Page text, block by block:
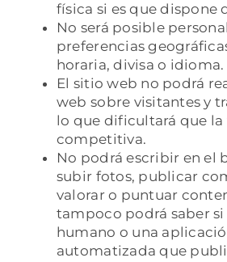
física si es que dispone
No será posible
preferencias
horaria, divisa o idioma.
El sitio web no podrá
web sobre visitantes y
lo que dificultará que la
competitiva.
No podrá escribir en el
subir fotos, publicar
valorar o puntuar
tampoco podrá saber si
humano o una
automatizada que